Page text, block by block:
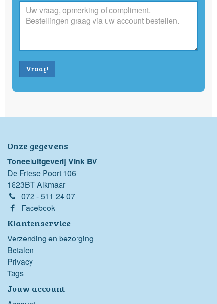
Vraag!
Onze gegevens
Toneeluitgeverij Vink BV
De Friese Poort 106
1823BT Alkmaar
072 - 511 24 07
Facebook
Klantenservice
Verzending en bezorging
Betalen
Privacy
Tags
Jouw account